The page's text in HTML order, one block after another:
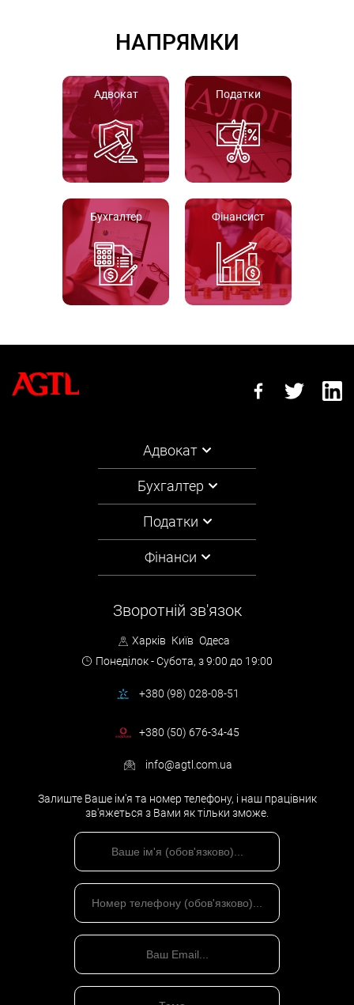
НАПРЯМКИ
Адвокат Податки
Бухгалтер Фінансист
Адвокат
Бухгалтер
Податки
Фінанси
Зворотній зв'язок
Харків Київ Одеса
Понеділок - Субота, з 9:00 до 19:00
+380 (98) 028-08-51
+380 (50) 676-34-45
info@agtl.com.ua
Залиште Ваше ім'я та номер телефону, і наш працівник
зв'яжеться з Вами як тільки зможе.